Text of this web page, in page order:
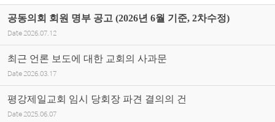
공동의회 회원 명부 공고 (2026년 6월 기준, 2차수정)
Date 2026.07.12
최근 언론 보도에 대한 교회의 사과문
Date 2026.03.17
평강제일교회 임시 당회장 파견 결의의 건
Date 2025.06.07